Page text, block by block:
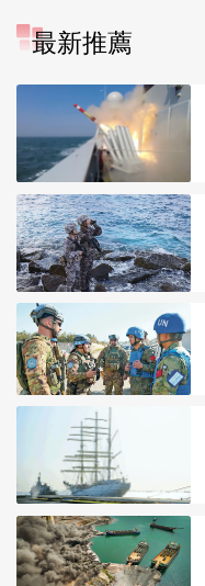
最新推薦